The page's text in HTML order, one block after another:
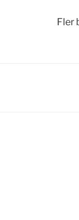
Fler